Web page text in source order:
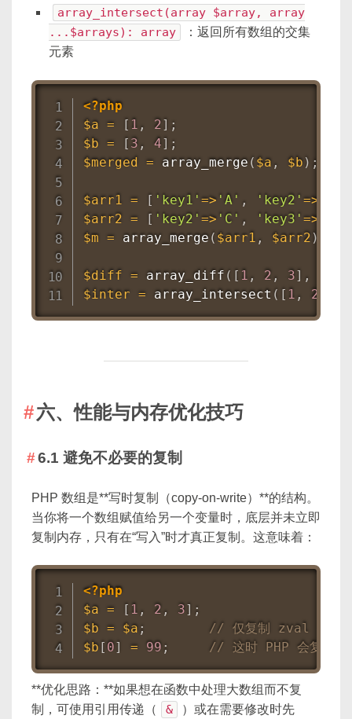
array_intersect(array $array, array
...$arrays): array
：返回所有数组的交集
元素
<?php
$a = [ 1 , 2] ;
$b = [ 3 , 4] ;
$merged = array_merge ( $a , $b ) ;
$arr1 = [ 'key1' => 'A' , 'key2' =>
$arr2 = [ 'key2' => 'C' , 'key3' =>
$m = array_merge ( $arr1 , $arr2 )
$diff = array_diff ( [ 1 , 2 , 3] ,
$inter = array_intersect ( [ 1 , 2
六、性能与内存优化技巧
6.1 避免不必要的复制
PHP 数组是**写时复制（copy-on-write）**的结构。
当你将一个数组赋值给另一个变量时，底层并未立即
复制内存，只有在“写入”时才真正复制。这意味着：
<?php
$a = [ 1 , 2 , 3] ;
$b = $a ;
// 仅复制 zval 引用，
$b [ 0] = 99 ; // 这时 PHP 会复制数
**优化思路：**如果想在函数中处理大数组而不复
制，可使用引用传递（
& ）或在需要修改时先